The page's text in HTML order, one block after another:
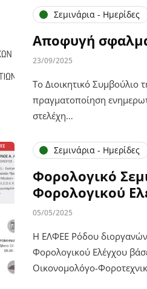
Σεμινάρια - Ημερίδες
Αποφυγή
23/09/2025
Το Διοικητικό Συμβούλιο
πραγματοποίηση
στελέχη…
Σεμινάρια - Ημερίδες
Φορολογικό
Φορολογικού
05/05/2025
Η ΕΛΦΕΕ Ρόδου
Φορολογικού Ελέγχου
Οικονομολόγο-